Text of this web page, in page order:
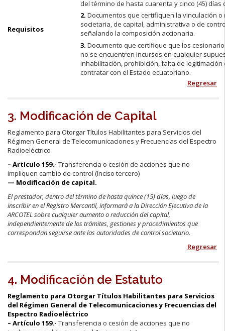
Requisitos
del término de hasta cuarenta y cinco (45) días
2. Documentos que certifiquen la vinculación o
societaria, de capital, administrativa o de
señalando la composición accionaria.
3. Documento que certifique que los
no se encuentren incursos en cualquier
inhabilitación, prohibición, falta de legitimación
contratar con el Estado ecuatoriano.
Regresar
3. Modificación de Capital
Reglamento para Otorgar Títulos Habilitantes para Servicios del
Régimen General de Telecomunicaciones y Frecuencias del Espectro
Radioeléctrico
– Artículo 159.- Transferencia o cesión de acciones que no
impliquen cambio de control (Inciso tercero)
— Modificación de capital.
El prestador, dentro del término de hasta quince (15) días, luego de
inscribir en el Registro Mercantil, informará a la Dirección Ejecutiva de la
ARCOTEL sobre cualquier aumento o reducción del capital,
independientemente de los trámites, gestiones y procedimientos que
correspondan seguirse ante las autoridades de control societario.
Regresar
4. Modificación de Estatuto
Reglamento para Otorgar Títulos Habilitantes para Servicios
del Régimen General de Telecomunicaciones y Frecuencias del
Espectro Radioeléctrico
– Artículo 159.- Transferencia o cesión de acciones que no